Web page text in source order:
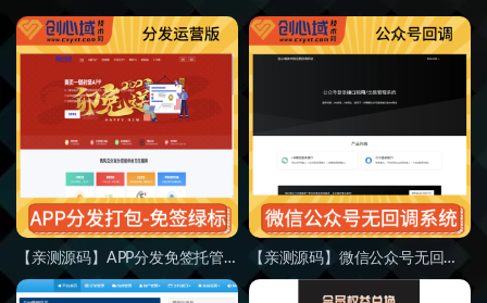
【亲测源码】APP分发免签托管系统运营版+开元版源码、安卓/ios/H5一键封装为app-商用运营级完整版！APP分发源码,带ios免签绿标,APK打包 【亲测源码】微信公众号无回调系统-可取消和添加域名授权-无限回调完美运营版系统